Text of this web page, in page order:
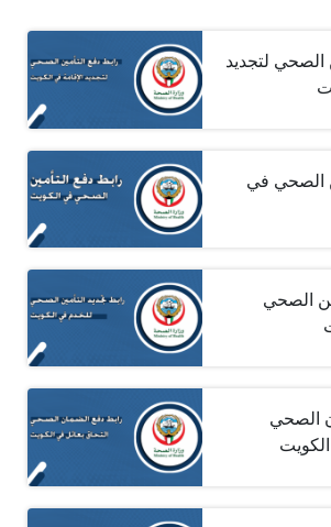
الصحي لتجديد
الصحي في
الصحي
الصحي